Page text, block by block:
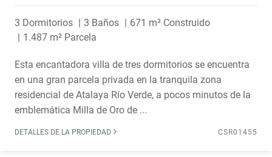
3 Dormitorios 3 Baños
671 m² Construido
1.487 m² Parcela
Esta encantadora villa de tres dormitorios se encuentra
en una gran parcela privada en la tranquila zona
residencial de Atalaya Río Verde, a pocos minutos de la
emblemática Milla de Oro de ...
DETALLES DE LA PROPIEDAD CSR01455